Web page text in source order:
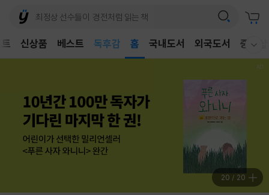
신상품 베스트
어린이
어린이
홈 국내도서 외국도서 중고샵
20 / 20